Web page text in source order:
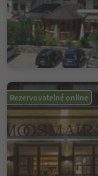
Rezervovatelné online